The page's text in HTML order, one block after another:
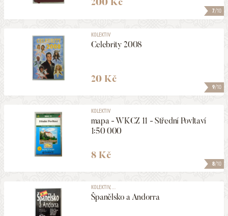
7/10
200 Kč
9/10
KOLEKTIV
Celebrity 2008
20 Kč
8/10
KOLEKTIV
mapa - WKCZ 11 - Střední Povltaví
1:50 000
8 Kč
KOLEKTIV, ...
Španělsko a Andorra